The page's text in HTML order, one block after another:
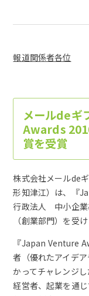
報道関係者各位
メールdeギ
Awards
賞を受賞
株式会社メールde
形知津江）は、『
行政法人 中小企業
（創業部門）を受
『Japan Venture
者（優れたアイデ
かってチャレンジ
経営者、起業を通